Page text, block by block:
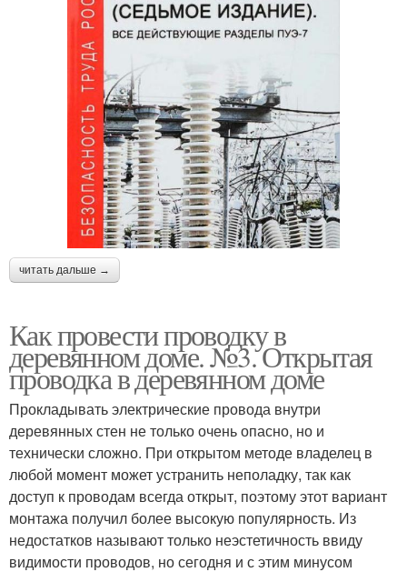
читать дальше →
Как провести проводку в
деревянном доме. №3. Открытая
проводка в деревянном доме
Прокладывать электрические провода внутри
деревянных стен не только очень опасно, но и
технически сложно. При открытом методе владелец в
любой момент может устранить неполадку, так как
доступ к проводам всегда открыт, поэтому этот вариант
монтажа получил более высокую популярность. Из
недостатков называют только неэстетичность ввиду
видимости проводов, но сегодня и с этим минусом